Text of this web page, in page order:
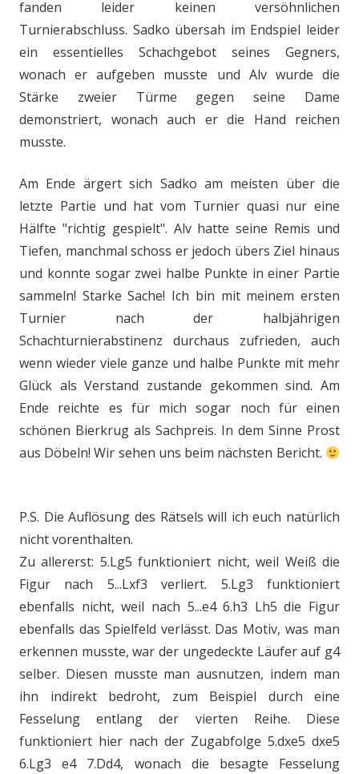
fanden leider keinen versöhnlichen
Turnierabschluss. Sadko übersah im Endspiel leider
ein essentielles Schachgebot seines Gegners,
wonach er aufgeben musste und Alv wurde die
Stärke zweier Türme gegen seine Dame
demonstriert, wonach auch er die Hand reichen
musste.
Am Ende ärgert sich Sadko am meisten über die
letzte Partie und hat vom Turnier quasi nur eine
Hälfte "richtig gespielt". Alv hatte seine Remis und
Tiefen, manchmal schoss er jedoch übers Ziel hinaus
und konnte sogar zwei halbe Punkte in einer Partie
sammeln! Starke Sache! Ich bin mit meinem ersten
Turnier nach der halbjährigen
Schachturnierabstinenz durchaus zufrieden, auch
wenn wieder viele ganze und halbe Punkte mit mehr
Glück als Verstand zustande gekommen sind. Am
Ende reichte es für mich sogar noch für einen
schönen Bierkrug als Sachpreis. In dem Sinne Prost
aus Döbeln! Wir sehen uns beim nächsten Bericht.
P.S. Die Auflösung des Rätsels will ich euch natürlich
nicht vorenthalten.
Zu allererst: 5.Lg5 funktioniert nicht, weil Weiß die
Figur nach 5...Lxf3 verliert. 5.Lg3 funktioniert
ebenfalls nicht, weil nach 5...e4 6.h3 Lh5 die Figur
ebenfalls das Spielfeld verlässt. Das Motiv, was man
erkennen musste, war der ungedeckte Läufer auf g4
selber. Diesen musste man ausnutzen, indem man
ihn indirekt bedroht, zum Beispiel durch eine
Fesselung entlang der vierten Reihe. Diese
funktioniert hier nach der Zugabfolge 5.dxe5 dxe5
6.Lg3 e4 7.Dd4, wonach die besagte Fesselung